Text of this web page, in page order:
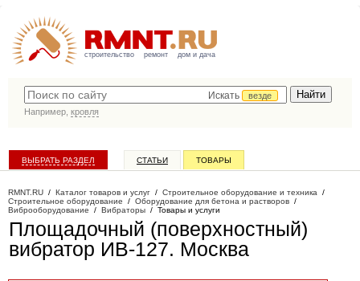
строительство ремонт дом и дача
Искать
везде
Например, кровля
ВЫБРАТЬ РАЗДЕЛ СТАТЬИ ТОВАРЫ
RMNT.RU / Каталог товаров и услуг / Строительное оборудование и техника /
Строительное оборудование / Оборудование для бетона и растворов /
Виброоборудование / Вибраторы / Товары и услуги
Площадочный (поверхностный)
вибратор ИВ-127. Москва